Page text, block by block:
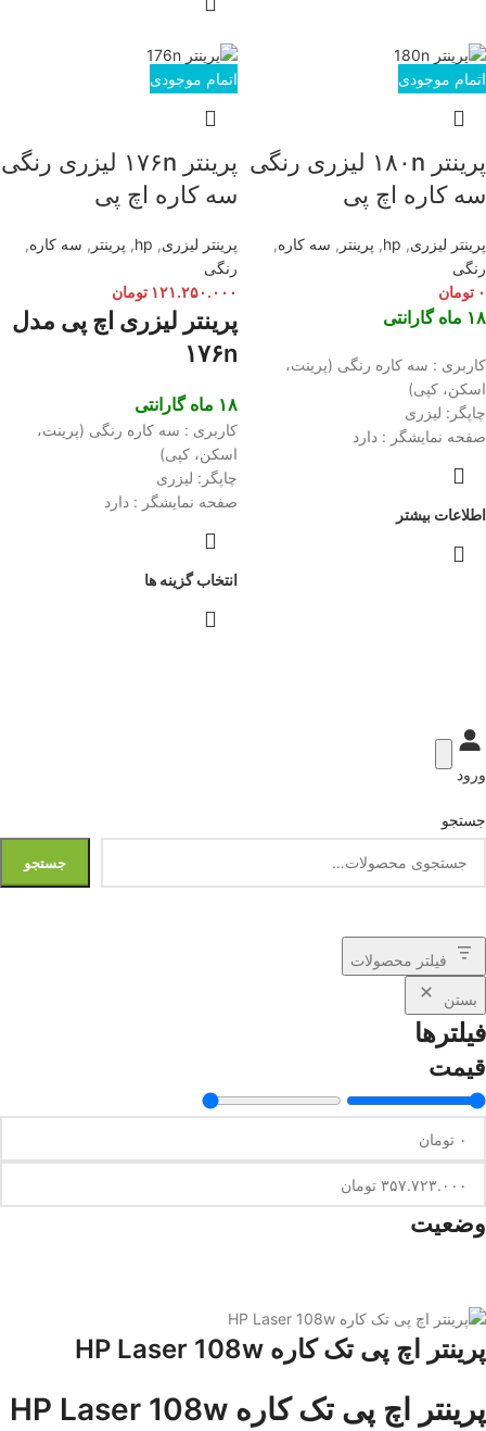
اتمام موجودی
پرینتر ۱۸۰n لیزری رنگی
سه کاره اچ پی
پرینتر لیزری,
hp
, پرینتر , سه کاره,
رنگی
۰ تومان
۱۸ ماه گارانتی
کاربری : سه کاره رنگی (پرینت،
اسکن، کپی)
چاپگر: لیزری
صفحه نمایشگر : دارد
اطلاعات بیشتر
اتمام موجودی
پرینتر ۱۷۶n لیزری رنگی
سه کاره اچ پی
پرینتر لیزری,
hp
, پرینتر , سه کاره,
رنگی
۱۲۱.۲۵۰.۰۰۰ تومان
پرینتر لیزری اچ پی مدل
۱۷۶n
۱۸ ماه گارانتی
کاربری : سه کاره رنگی (پرینت،
اسکن، کپی)
چاپگر: لیزری
صفحه نمایشگر : دارد
انتخاب گزینه ها
ورود
جستجو
جستجو
فیلتر محصولات
بستن
فیلترها
قیمت
وضعیت
پرینتر اچ پی تک کاره HP Laser 108w
پرینتر اچ پی تک کاره HP Laser 108w